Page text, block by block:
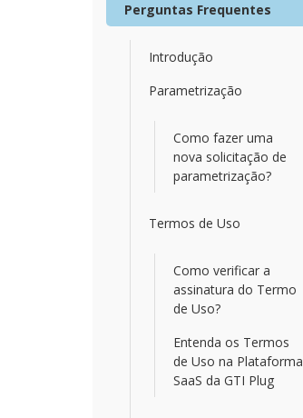
Perguntas Frequentes
Introdução
Parametrização
Como fazer uma
nova solicitação de
parametrização?
Termos de Uso
Como verificar a
assinatura do Termo
de Uso?
Entenda os Termos
de Uso na Plataforma
SaaS da GTI Plug